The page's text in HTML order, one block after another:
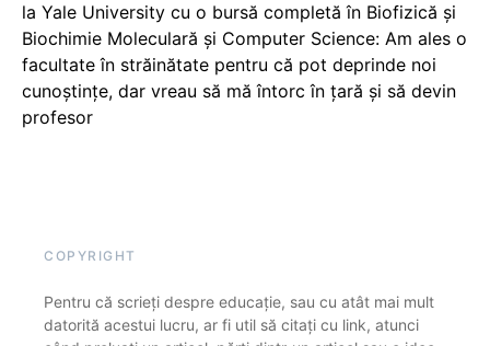
la Yale University cu o bursă completă în Biofizică și
Biochimie Moleculară și Computer Science: Am ales o
facultate în străinătate pentru că pot deprinde noi
cunoștințe, dar vreau să mă întorc în țară și să devin
profesor
COPYRIGHT
Pentru că scrieți despre educație, sau cu atât mai mult
datorită acestui lucru, ar fi util să citați cu link, atunci